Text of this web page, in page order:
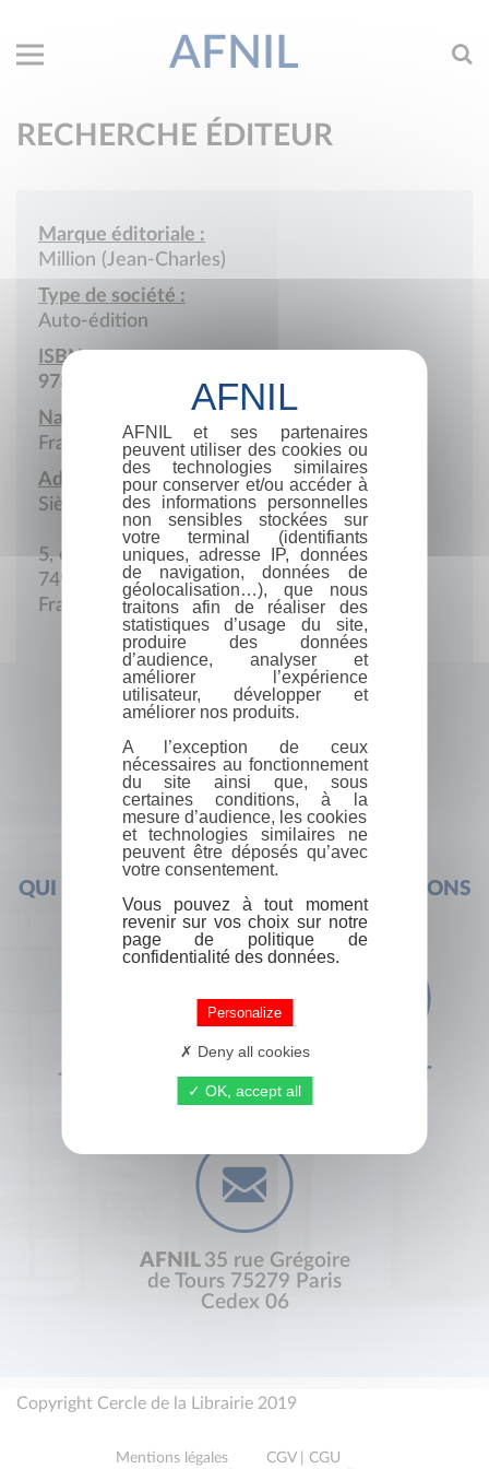
AFNIL
RECHERCHE ÉDITEUR
Marque éditoriale :
Million (Jean-Charles)
Type de société :
Auto-édition
ISBN :
978-2-9501303
Nationalité :
France
Adresse :
Siège social
5, chemin de la Fruitière
74960 Meythet
France
QUI SOMMES-NOUS ? FOIRE AUX QUESTIONS
+33 (0) 1 44 41 29 19 CONTACT
AFNIL 35 rue Grégoire
de Tours 75279 Paris
Cedex 06
Copyright Cercle de la Librairie 2019
Mentions légales
CGV | CGU
AFNIL et ses partenaires
peuvent utiliser des cookies ou
des technologies similaires
pour conserver et/ou accéder à
des informations personnelles
non sensibles stockées sur
votre terminal (identifiants
uniques, adresse IP, données
de navigation, données de
géolocalisation…), que nous
traitons afin de réaliser des
statistiques d’usage du site,
produire des données
d’audience, analyser et
améliorer l’expérience
utilisateur, développer et
améliorer nos produits.
A l’exception de ceux
nécessaires au fonctionnement
du site ainsi que, sous
certaines conditions, à la
mesure d’audience, les cookies
et technologies similaires ne
peuvent être déposés qu’avec
votre consentement.
Vous pouvez à tout moment
revenir sur vos choix sur notre
page de politique de
confidentialité des données.
Personalize
Deny all cookies
OK, accept all